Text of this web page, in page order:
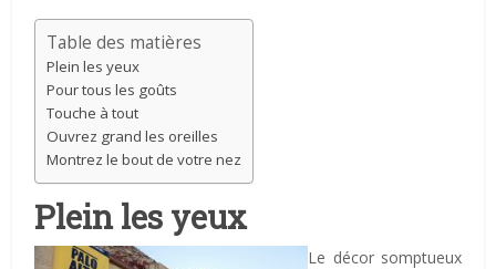
Table des matières
Plein les yeux
Pour tous les goûts
Touche à tout
Ouvrez grand les oreilles
Montrez le bout de votre nez
Plein les yeux
Le décor somptueux